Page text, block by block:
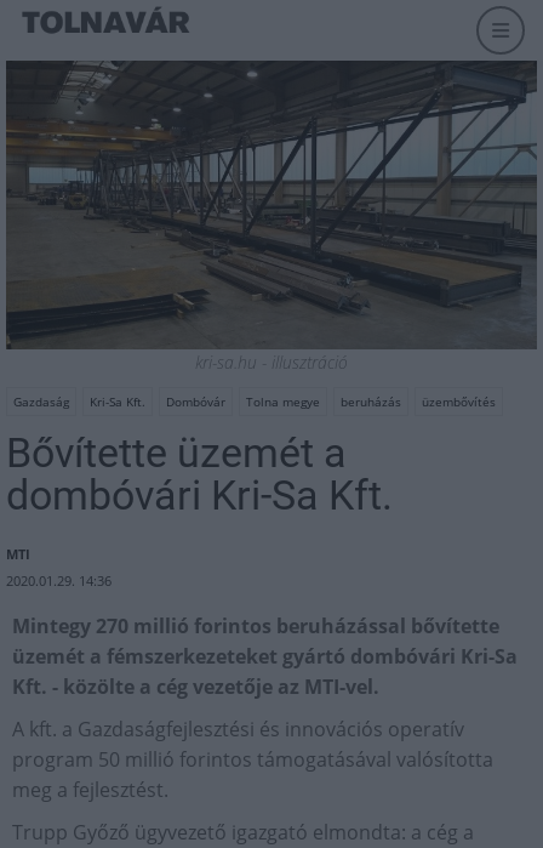
kri-sa.hu - illusztráció
Gazdaság Kri-Sa Kft. Dombóvár Tolna megye beruházás üzembővítés
Bővítette üzemét a
dombóvári Kri-Sa Kft.
MTI
2020.01.29. 14:36
Mintegy 270 millió forintos beruházással bővítette
üzemét a fémszerkezeteket gyártó dombóvári Kri-Sa
Kft. - közölte a cég vezetője az MTI-vel.
A kft. a Gazdaságfejlesztési és innovációs operatív
program 50 millió forintos támogatásával valósította
meg a fejlesztést.
Trupp Győző ügyvezető igazgató elmondta: a cég a